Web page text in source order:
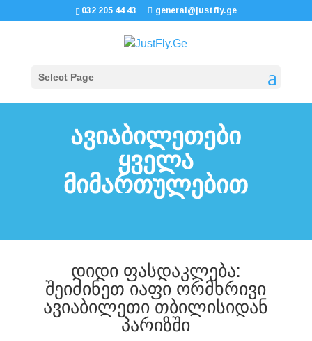
032 205 44 43 general@justfly.ge
Select Page
ავიაბილეთები
ყველა
მიმართულებით
დიდი ფასდაკლება:
შეიძინეთ იაფი ორმხრივი
ავიაბილეთი თბილისიდან
პარიზში